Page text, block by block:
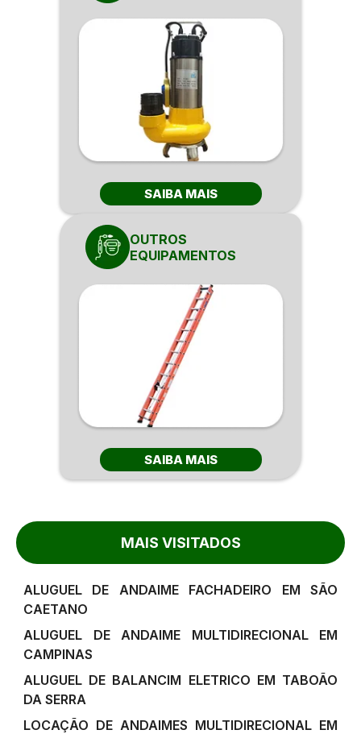
SAIBA MAIS
OUTROS
EQUIPAMENTOS
SAIBA MAIS
MAIS VISITADOS
ALUGUEL DE ANDAIME FACHADEIRO EM SÃO
CAETANO
ALUGUEL DE ANDAIME MULTIDIRECIONAL EM
CAMPINAS
ALUGUEL DE BALANCIM ELETRICO EM TABOÃO
DA SERRA
LOCAÇÃO DE ANDAIMES MULTIDIRECIONAL EM